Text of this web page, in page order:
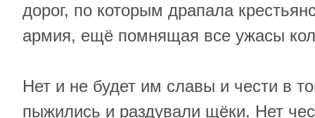
дорог, по которым драпала
армия, ещё помнящая все ужасы
Нет и не будет им славы и чести в
пыжились и раздували щёки. Нет